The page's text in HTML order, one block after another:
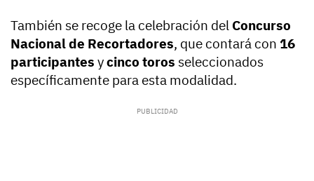
También se recoge la celebración del Concurso
Nacional de Recortadores, que contará con 16
participantes ycinco toros seleccionados
específicamente para esta modalidad.